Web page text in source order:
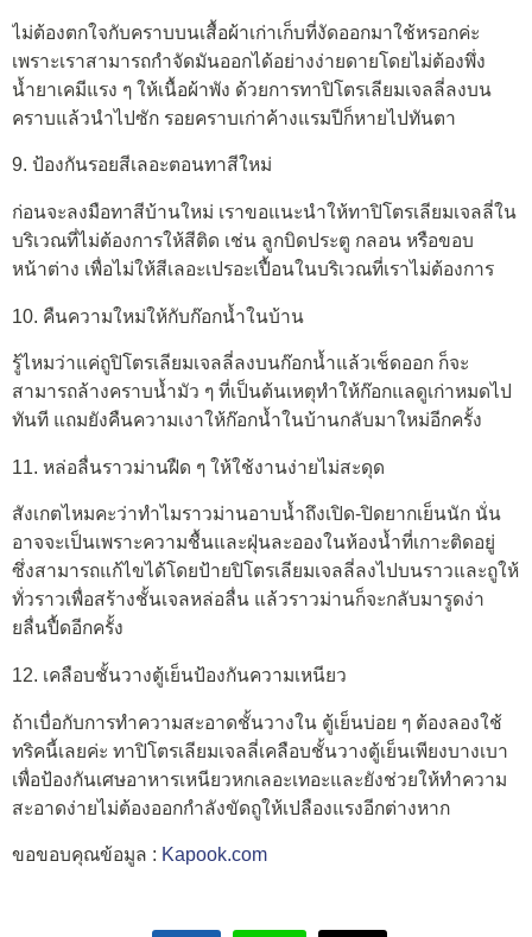
ไม่ต้องตกใจกับคราบบนเสื้อผ้าเก่าเก็บที่งัดออกมาใช้หรอกค่ะ
เพราะเราสามารถกำจัดมันออกได้อย่างง่ายดายโดยไม่ต้องพึ่ง
น้ำยาเคมีแรง ๆ ให้เนื้อผ้าพัง ด้วยการทาปิโตรเลียมเจลลี่ลงบน
คราบแล้วนำไปซัก รอยคราบเก่าค้างแรมปีก็หายไปทันตา
9. ป้องกันรอยสีเลอะตอนทาสีใหม่
ก่อนจะลงมือทาสีบ้านใหม่ เราขอแนะนำให้ทาปิโตรเลียมเจลลี่ใน
บริเวณที่ไม่ต้องการให้สีติด เช่น ลูกบิดประตู กลอน หรือขอบ
หน้าต่าง เพื่อไม่ให้สีเลอะเปรอะเปื้อนในบริเวณที่เราไม่ต้องการ
10. คืนความใหม่ให้กับก๊อกน้ำในบ้าน
รู้ไหมว่าแค่ถูปิโตรเลียมเจลลี่ลงบนก๊อกน้ำแล้วเช็ดออก ก็จะ
สามารถล้างคราบน้ำมัว ๆ ที่เป็นต้นเหตุทำให้ก๊อกแลดูเก่าหมดไป
ทันที แถมยังคืนความเงาให้ก๊อกน้ำในบ้านกลับมาใหม่อีกครั้ง
11. หล่อลื่นราวม่านฝืด ๆ ให้ใช้งานง่ายไม่สะดุด
สังเกตไหมคะว่าทำไมราวม่านอาบน้ำถึงเปิด-ปิดยากเย็นนัก นั่น
อาจจะเป็นเพราะความชื้นและฝุ่นละอองในห้องน้ำที่เกาะติดอยู่
ซึ่งสามารถแก้ไขได้โดยป้ายปิโตรเลียมเจลลี่ลงไปบนราวและถูให้
ทั่วราวเพื่อสร้างชั้นเจลหล่อลื่น แล้วราวม่านก็จะกลับมารูดง่า
ยลื่นปื้ดอีกครั้ง
12. เคลือบชั้นวางตู้เย็นป้องกันความเหนียว
ถ้าเบื่อกับการทำความสะอาดชั้นวางใน ตู้เย็นบ่อย ๆ ต้องลองใช้
ทริคนี้เลยค่ะ ทาปิโตรเลียมเจลลี่เคลือบชั้นวางตู้เย็นเพียงบางเบา
เพื่อป้องกันเศษอาหารเหนียวหกเลอะเทอะและยังช่วยให้ทำความ
สะอาดง่ายไม่ต้องออกกำลังขัดถูให้เปลืองแรงอีกต่างหาก
ขอขอบคุณข้อมูล : Kapook.com